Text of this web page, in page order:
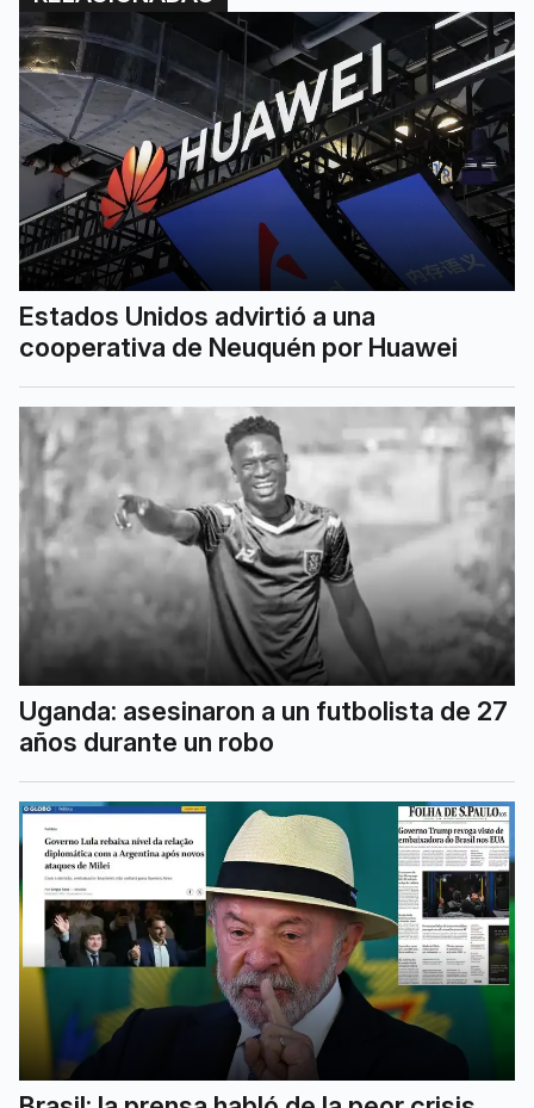
Estados Unidos advirtió a una
cooperativa de Neuquén por Huawei
Uganda: asesinaron a un futbolista de 27
años durante un robo